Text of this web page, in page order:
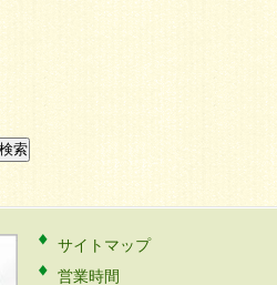
サイトマップ
営業時間